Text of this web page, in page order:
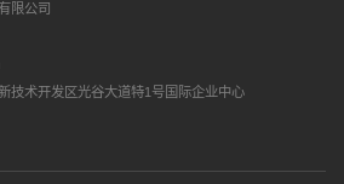
限公司
技术开发区光谷大道特1号国际企业中心